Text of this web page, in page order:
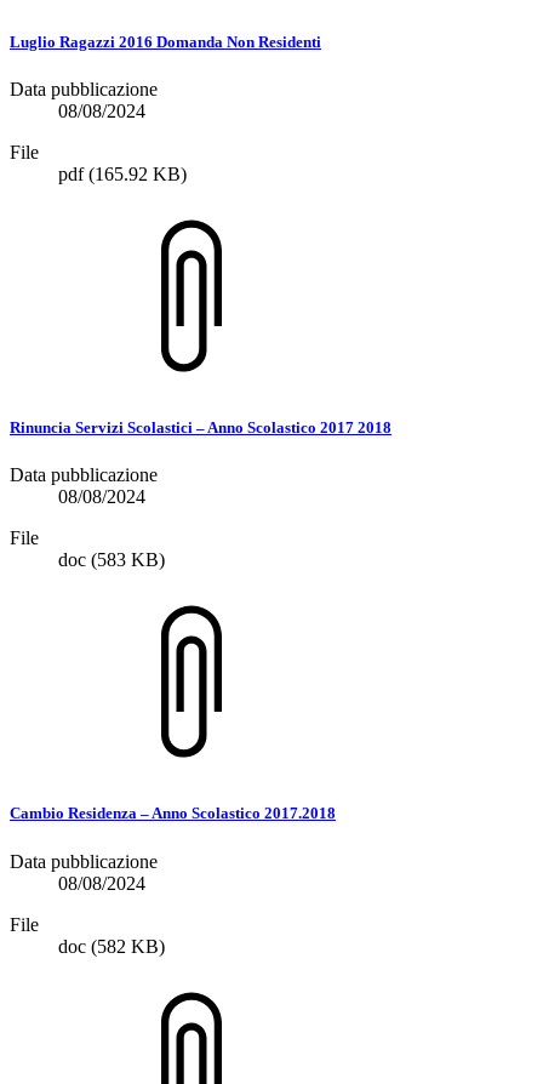
Luglio Ragazzi 2016 Domanda Non Residenti
Data pubblicazione
08/08/2024
File
pdf(165.92 KB)
Rinuncia Servizi Scolastici – Anno Scolastico 2017 2018
Data pubblicazione
08/08/2024
File
doc (583 KB)
Cambio Residenza – Anno Scolastico 2017.2018
Data pubblicazione
08/08/2024
File
doc (582 KB)